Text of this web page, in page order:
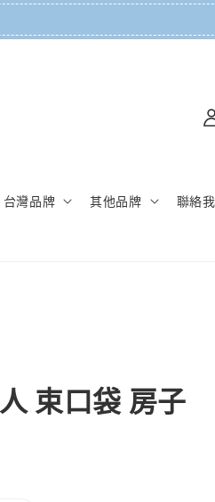
台灣品牌 其他品牌 聯絡
束口袋 房子